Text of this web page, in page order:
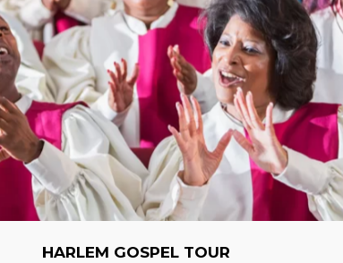
HARLEM GOSPEL TOUR